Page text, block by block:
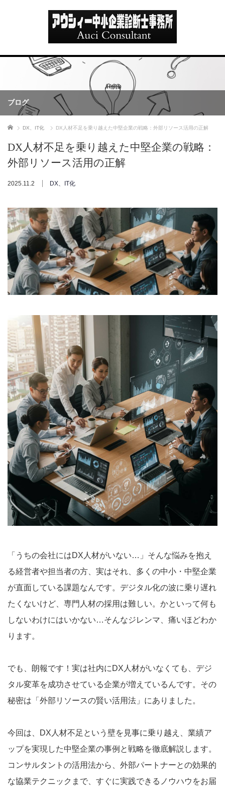
ブログ
ホーム DX、IT化 DX人材不足を乗り越えた中堅企業の戦略：外部リソース活用の正解
DX人材不足を乗り越えた中堅企業の戦略：
外部リソース活用の正解
2025.11.2 DX、IT化
「うちの会社にはDX人材がいない…」そんな悩みを抱え
る経営者や担当者の方、実はそれ、多くの中小・中堅企業
が直面している課題なんです。デジタル化の波に乗り遅れ
たくないけど、専門人材の採用は難しい。かといって何も
しないわけにはいかない…そんなジレンマ、痛いほどわか
ります。
でも、朗報です！実は社内にDX人材がいなくても、デジ
タル変革を成功させている企業が増えているんです。その
秘密は「外部リソースの賢い活用法」にありました。
今回は、DX人材不足という壁を見事に乗り越え、業績ア
ップを実現した中堅企業の事例と戦略を徹底解説します。
コンサルタントの活用法から、外部パートナーとの効果的
な協業テクニックまで、すぐに実践できるノウハウをお届